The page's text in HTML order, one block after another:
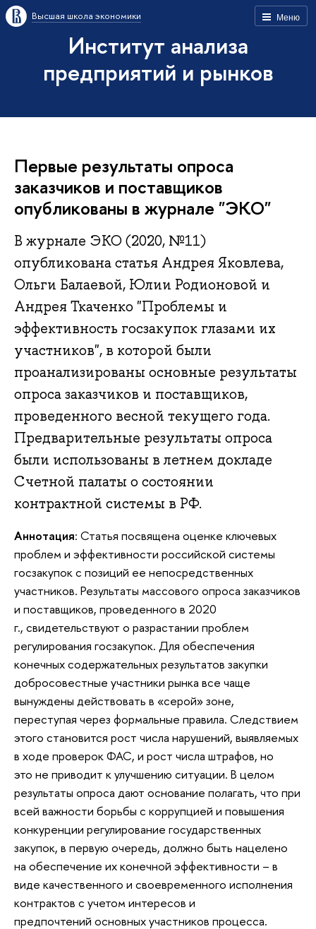
Меню
Высшая школа экономики
Институт анализа
предприятий и рынков
Первые результаты опроса
заказчиков и поставщиков
опубликованы в журнале "ЭКО"
В журнале ЭКО (2020, №11)
опубликована статья Андрея Яковлева,
Ольги Балаевой, Юлии Родионовой и
Андрея Ткаченко "Проблемы и
эффективность госзакупок глазами их
участников", в которой были
проанализированы основные результаты
опроса заказчиков и поставщиков,
проведенного весной текущего года.
Предварительные результаты опроса
были использованы в летнем докладе
Счетной палаты о состоянии
контрактной системы в РФ.
Аннотация: Статья посвящена оценке ключевых
проблем и эффективности российской системы
госзакупок с позиций ее непосредственных
участников. Результаты массового опроса заказчиков
и поставщиков, проведенного в 2020
г., свидетельствуют о разрастании проблем
регулирования госзакупок. Для обеспечения
конечных содержательных результатов закупки
добросовестные участники рынка все чаще
вынуждены действовать в «серой» зоне,
переступая через формальные правила. Следствием
этого становится рост числа нарушений, выявляемых
в ходе проверок ФАС, и рост числа штрафов, но
это не приводит к улучшению ситуации. В целом
результаты опроса дают основание полагать, что при
всей важности борьбы с коррупцией и повышения
конкуренции регулирование государственных
закупок, в первую очередь, должно быть нацелено
на обеспечение их конечной эффективности – в
виде качественного и своевременного исполнения
контрактов с учетом интересов и
предпочтений основных участников процесса.